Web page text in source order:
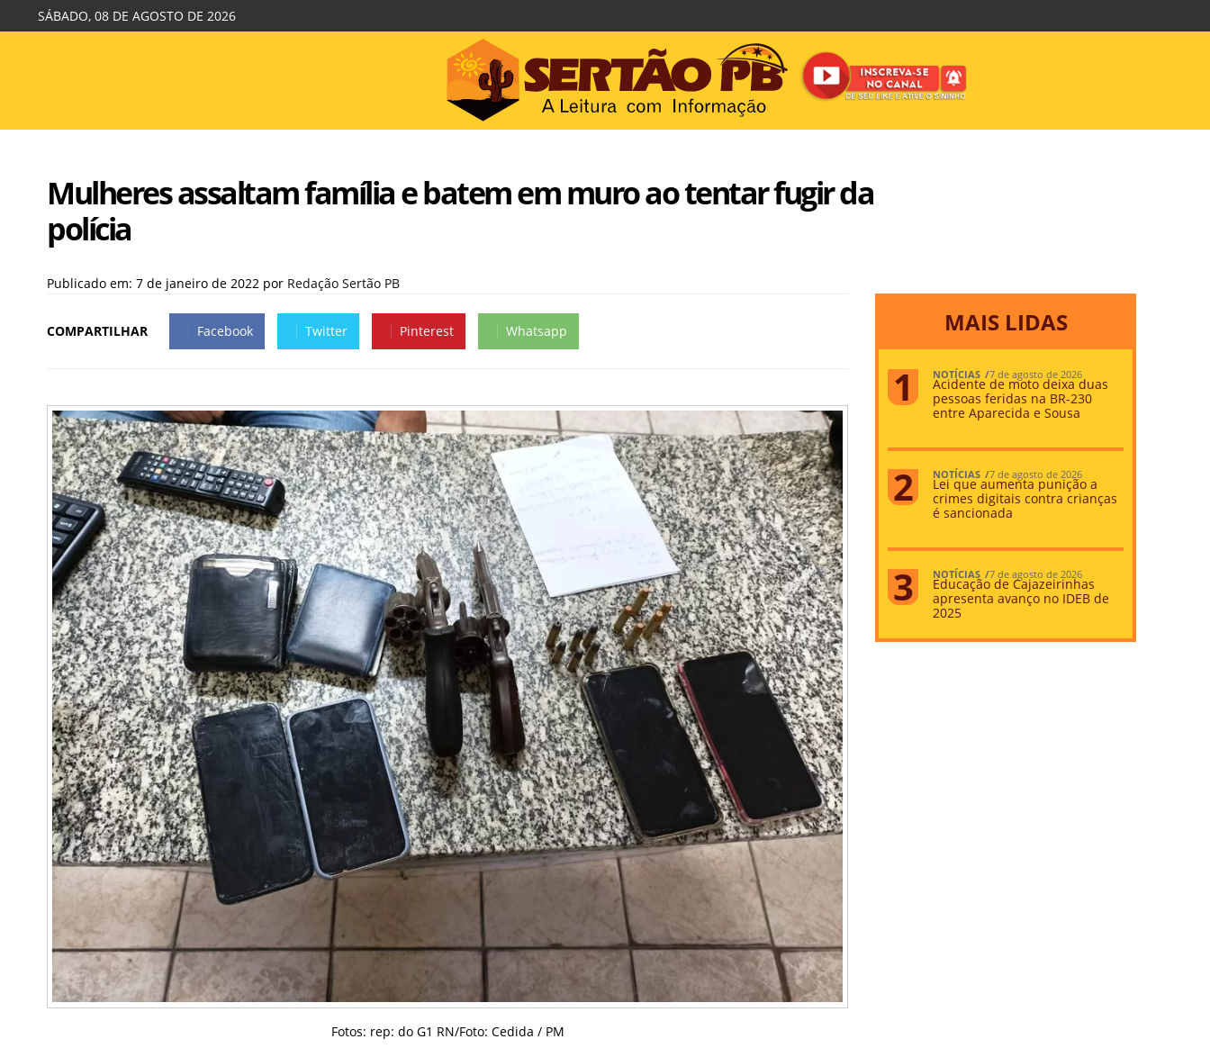
SÁBADO, 08 DE AGOSTO DE 2026
Mulheres assaltam família e batem em muro ao tentar fugir da
polícia
Publicado em: 7 de janeiro de 2022 por Redação Sertão PB
COMPARTILHAR Facebook Twitter Pinterest Whatsapp
Fotos: rep: do G1 RN/Foto: Cedida / PM
MAIS LIDAS
NOTÍCIAS 7 de agosto de 2026
Acidente de moto deixa duas
pessoas feridas na BR-230
entre Aparecida e Sousa
NOTÍCIAS 7 de agosto de 2026
Lei que aumenta punição a
crimes digitais contra crianças
é sancionada
NOTÍCIAS 7 de agosto de 2026
Educação de Cajazeirinhas
apresenta avanço no IDEB de
2025